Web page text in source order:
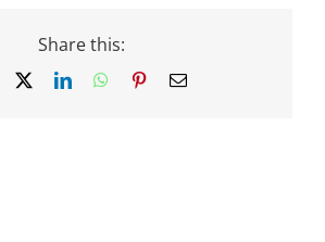
Share this:
Facebook LinkedInWhatsApp
PinterestEmail